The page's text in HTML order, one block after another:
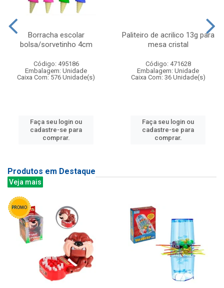
Borracha escolar
bolsa/sorvetinho 4cm
Código: 495186
Embalagem: Unidade
Caixa Com: 576 Unidade(s)
Faça seu login ou
cadastre-se para
comprar.
Paliteiro de acrilico 13g para
mesa cristal
Código: 471628
Embalagem: Unidade
Caixa Com: 36 Unidade(s)
Faça seu login ou
cadastre-se para
comprar.
Produtos em Destaque
Veja mais